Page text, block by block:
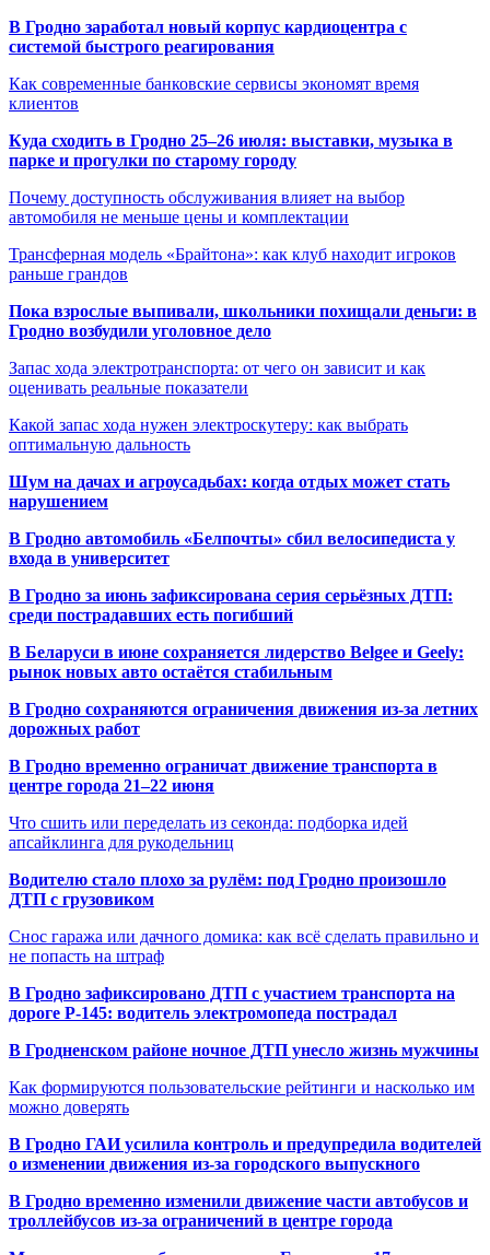
В Гродно заработал новый корпус кардиоцентра с
системой быстрого реагирования
Как современные банковские сервисы экономят время
клиентов
Куда сходить в Гродно 25–26 июля: выставки, музыка в
парке и прогулки по старому городу
Почему доступность обслуживания влияет на выбор
автомобиля не меньше цены и комплектации
Трансферная модель «Брайтона»: как клуб находит игроков
раньше грандов
Пока взрослые выпивали, школьники похищали деньги: в
Гродно возбудили уголовное дело
Запас хода электротранспорта: от чего он зависит и как
оценивать реальные показатели
Какой запас хода нужен электроскутеру: как выбрать
оптимальную дальность
Шум на дачах и агроусадьбах: когда отдых может стать
нарушением
В Гродно автомобиль «Белпочты» сбил велосипедиста у
входа в университет
В Гродно за июнь зафиксирована серия серьёзных ДТП:
среди пострадавших есть погибший
В Беларуси в июне сохраняется лидерство Belgee и Geely:
рынок новых авто остаётся стабильным
В Гродно сохраняются ограничения движения из-за летних
дорожных работ
В Гродно временно ограничат движение транспорта в
центре города 21–22 июня
Что сшить или переделать из секонда: подборка идей
апсайклинга для рукодельниц
Водителю стало плохо за рулём: под Гродно произошло
ДТП с грузовиком
Снос гаража или дачного домика: как всё сделать правильно и
не попасть на штраф
В Гродно зафиксировано ДТП с участием транспорта на
дороге Р-145: водитель электромопеда пострадал
В Гродненском районе ночное ДТП унесло жизнь мужчины
Как формируются пользовательские рейтинги и насколько им
можно доверять
В Гродно ГАИ усилила контроль и предупредила водителей
о изменении движения из-за городского выпускного
В Гродно временно изменили движение части автобусов и
троллейбусов из-за ограничений в центре города